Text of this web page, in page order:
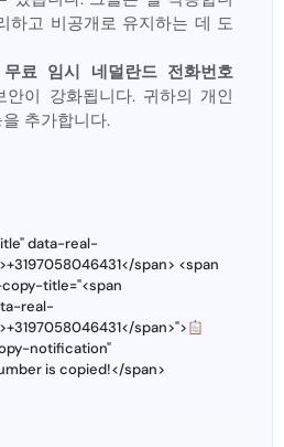
하고 비공개로 유지하는 데 도
무료 임시 네덜란드 전화번호
안이 강화됩니다. 귀하의 개인
추가합니다.
data-real-
span> <span
title="<span
real-
span>">
notification"
is copied!</span>